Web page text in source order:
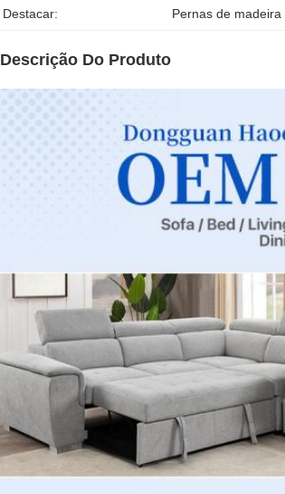
Destacar: Pernas de madeira
Descrição Do Produto